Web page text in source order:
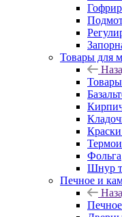
Товары для
Фольга
Шнур
Печное и